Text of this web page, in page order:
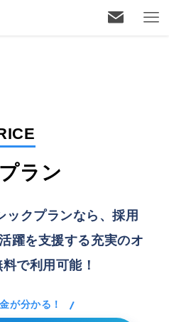
ラン
ックプランなら、採用
躍を支援する充実のオ
で利用可能！
が分かる！